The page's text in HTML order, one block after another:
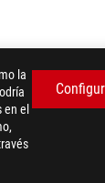
la
el